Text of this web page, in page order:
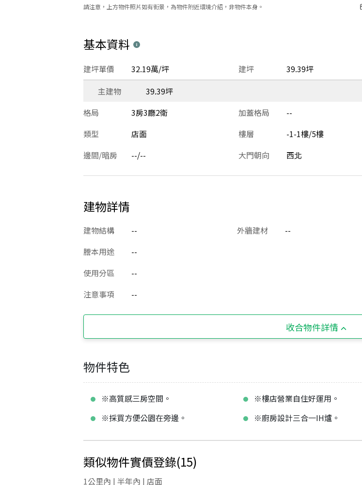
請注意，上方物件照片如有街景，為物件附近環境介紹，非物件本身。
基本資料
建坪 39.39坪
建坪單價 32.19萬/坪
主建物
39.39坪
格局
3房3廳2衛 加蓋格局 --
類型
店面 樓層 -1-1樓/5樓
邊間/暗房
--/-- 大門朝向 西北
建物詳情
建物結構 -- 外牆建材 --
謄本用途
--
使用分區
--
注意事項
--
收合物件詳情
物件特色
※高質感三房空間。 ※樓店營業自住好運用。
※採買方便公園在旁邊。
※廚房設計三合一IH爐。
類似物件實價登錄(15)
1公里內 | 半年內 | 店面